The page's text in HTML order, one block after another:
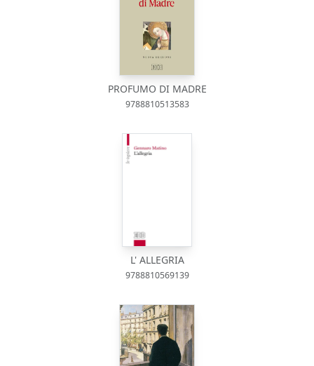
PROFUMO DI MADRE
9788810513583
L' ALLEGRIA
9788810569139